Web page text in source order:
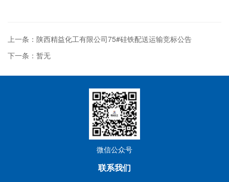
上一条：陕西精益化工有限公司75#硅铁配送运输竞标公告
下一条：暂无
微信公众号
联系我们